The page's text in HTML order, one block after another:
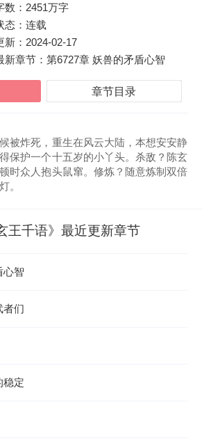
数： 2451万字
态：连载
新： 2024-02-17
新章节：第6727章 妖兽的矛盾心智
章节目录
被炸死，重生在风云大陆，本想安安静
保护一个十五岁的小丫头。杀敌？陈玄
时众人抱头鼠窜。修炼？随意炼制双倍
。
王千语》 最近更新章节
心智
者们
稳定